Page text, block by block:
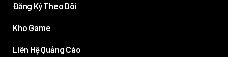
Đăng Ký Theo Dõi
Kho Game
Liên Hệ Quảng Cáo